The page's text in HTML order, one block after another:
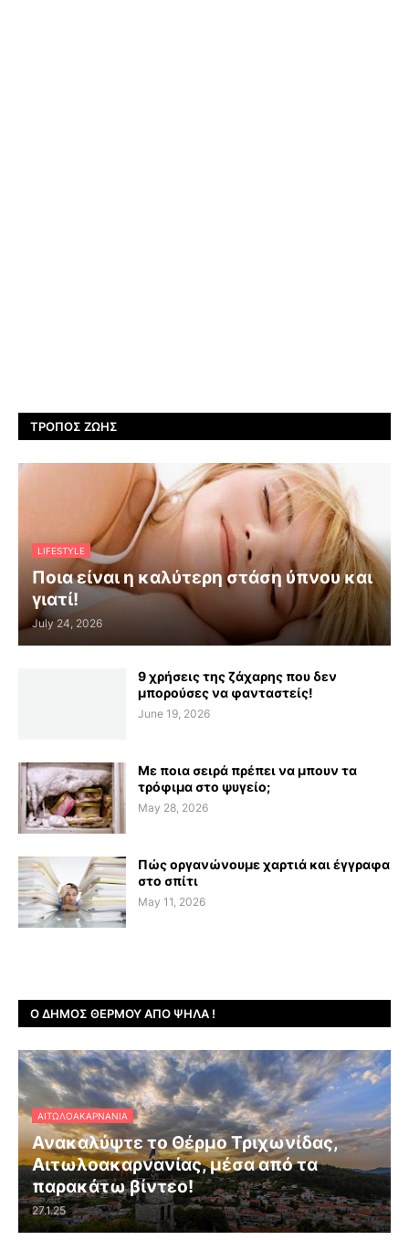
ΤΡΌΠΟΣ ΖΩΉΣ
LIFESTYLE
Ποια είναι η καλύτερη στάση ύπνου και
γιατί!
July 24, 2026
9 χρήσεις της ζάχαρης που δεν
μπορούσες να φανταστείς!
June 19, 2026
Με ποια σειρά πρέπει να μπουν τα
τρόφιμα στο ψυγείο;
May 28, 2026
Πώς οργανώνουμε χαρτιά και έγγραφα
στο σπίτι
May 11, 2026
Ο ΔΉΜΟΣ ΘΈΡΜΟΥ ΑΠΌ ΨΗΛΆ !
ΑΙΤΩΛΟΑΚΑΡΝΑΝΊΑ
Ανακαλύψτε το Θέρμο Τριχωνίδας,
Αιτωλοακαρνανίας, μέσα από τα
παρακάτω βίντεο!
27.1.25